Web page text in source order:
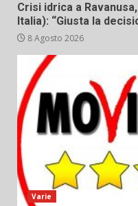
Crisi idrica a
Italia): “Giusta la
8 Agosto 2026
Varie